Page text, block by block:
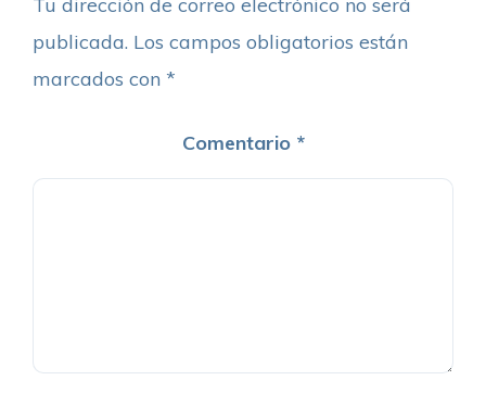
publicada. Los campos obligatorios están
marcados con *
Comentario *